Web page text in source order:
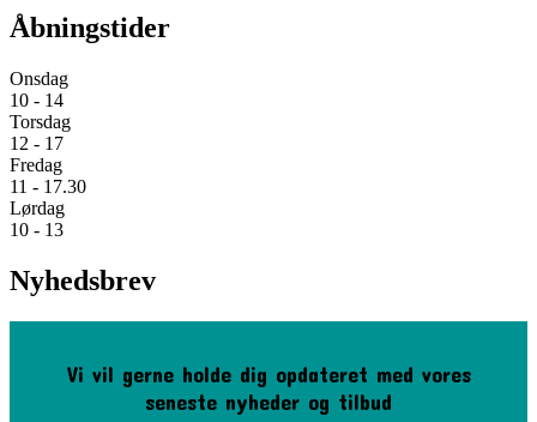
Åbningstider
Onsdag
10 - 14
Torsdag
12 - 17
Fredag
11 - 17.30
Lørdag
10 - 13
Nyhedsbrev
Vi vil gerne holde dig opdateret med vores
seneste nyheder og tilbud